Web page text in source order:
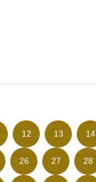
12 13 14
26 27 28